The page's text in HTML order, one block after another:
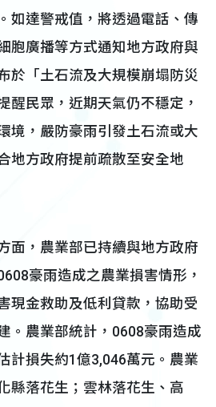
如達警戒值，將透過電話、傳
胞廣播等方式通知地方政府與
於「土石流及大規模崩塌防災
醒民眾，近期天氣仍不穩定，
境，嚴防豪雨引發土石流或大
地方政府提前疏散至安全地
，農業部已持續與地方政府
豪雨造成之農業損害情形，
現金救助及低利貸款，協助受
。農業部統計，0608豪雨造成
計損失約1億3,046萬元。農業
縣落花生；雲林落花生、高